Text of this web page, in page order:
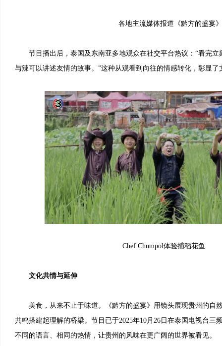
各地主流媒体报道《黔方的盛宴》
节目播出后，泰国及东南亚多地观众在社交平台热议：“看完立
与辣可以讲述友情的故事。”这种从观看到向往的情感转化，彰显了
Chef Chumpol体验捕稻花鱼
文化共情与延伸
美食，从来不止于味道。《黔方的盛宴》用镜头展现贵州的自然
共鸣搭建起理解的桥梁。节目已于2025年10月26日在泰国电视台三
不同的语言、相同的热情，让贵州的风味在更广阔的世界被看见。